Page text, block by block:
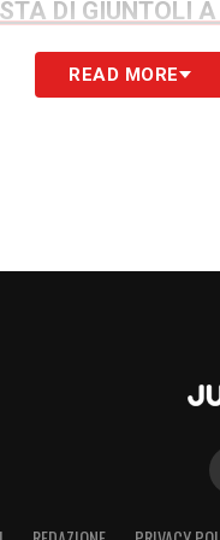
DI GIUNTOLI
NEWSREAD MORE